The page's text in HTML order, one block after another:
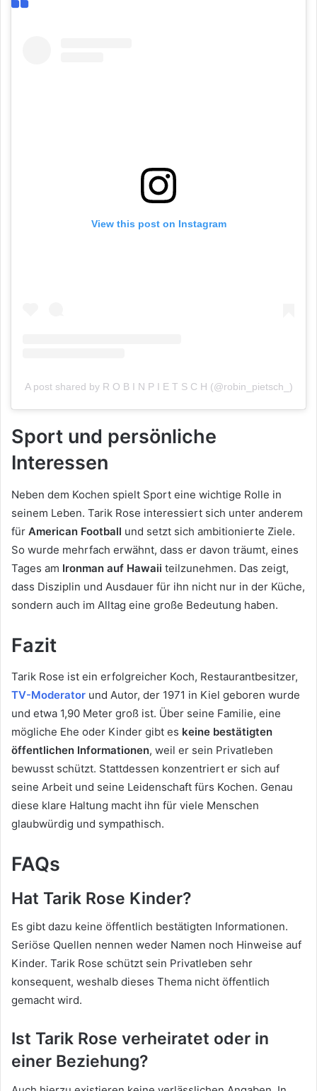
View this post on Instagram
A post shared by R O B I N P I E T S C H (@robin_pietsch_)
Sport und persönliche
Interessen
Neben dem Kochen spielt Sport eine wichtige Rolle in
seinem Leben. Tarik Rose interessiert sich unter anderem
für American Football und setzt sich ambitionierte Ziele.
So wurde mehrfach erwähnt, dass er davon träumt, eines
Tages am Ironman auf Hawaii teilzunehmen. Das zeigt,
dass Disziplin und Ausdauer für ihn nicht nur in der Küche,
sondern auch im Alltag eine große Bedeutung haben.
Fazit
Tarik Rose ist ein erfolgreicher Koch, Restaurantbesitzer,
TV-Moderator und Autor, der 1971 in Kiel geboren wurde
und etwa 1,90 Meter groß ist. Über seine Familie, eine
mögliche Ehe oder Kinder gibt es keine bestätigten
öffentlichen Informationen, weil er sein Privatleben
bewusst schützt. Stattdessen konzentriert er sich auf
seine Arbeit und seine Leidenschaft fürs Kochen. Genau
diese klare Haltung macht ihn für viele Menschen
glaubwürdig und sympathisch.
FAQs
Hat Tarik Rose Kinder?
Es gibt dazu keine öffentlich bestätigten Informationen.
Seriöse Quellen nennen weder Namen noch Hinweise auf
Kinder. Tarik Rose schützt sein Privatleben sehr
konsequent, weshalb dieses Thema nicht öffentlich
gemacht wird.
Ist Tarik Rose verheiratet oder in
einer Beziehung?